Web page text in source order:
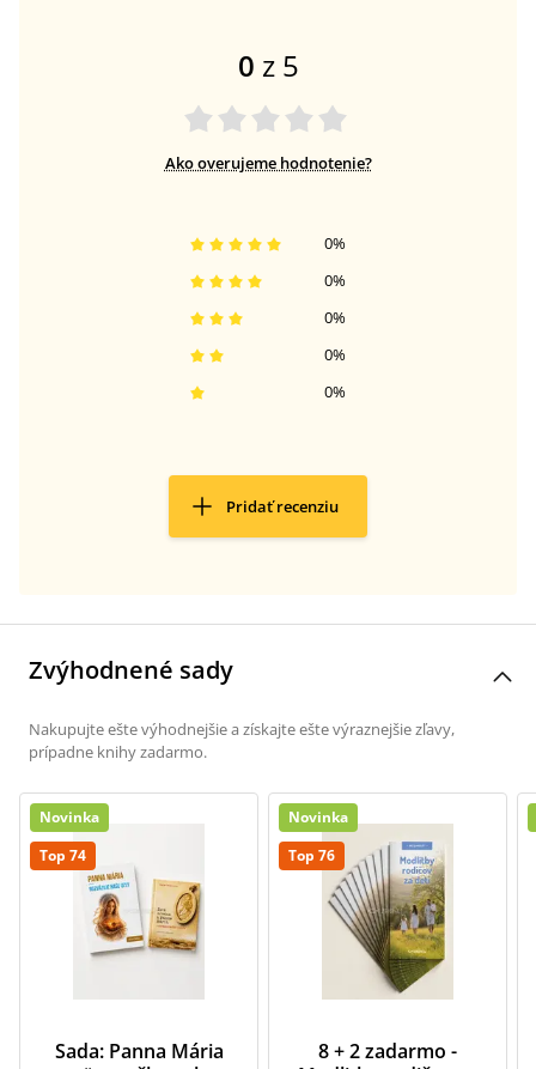
0 z 5
Ako overujeme hodnotenie?
0%
0%
0%
0%
0%
Pridať recenziu
Zvýhodnené sady
Nakupujte ešte výhodnejšie a získajte ešte výraznejšie zľavy,
prípadne knihy zadarmo.
Novinka
Top 74
Sada: Panna Mária
Novinka
Top 76
8 + 2 zadarmo -